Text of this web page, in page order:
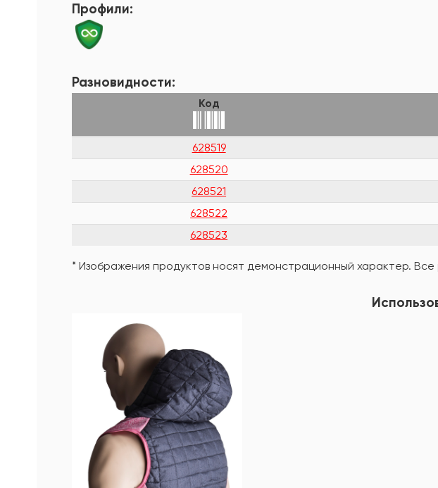
Профили:
Разновидности:
Код
628519
628520
628521
628522
628523
* Изображения продуктов носят демонстрационный характер.